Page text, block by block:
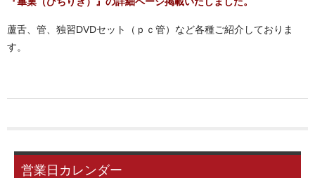
別注品について
お問い合わせ
蘆舌、管、独習DVDセット（ｐｃ管）など各種ご紹介しておりま
す。
営業日カレンダー